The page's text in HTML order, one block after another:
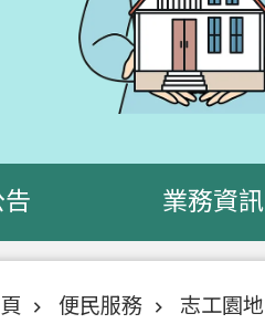
業務資訊
便民服務 志工園地